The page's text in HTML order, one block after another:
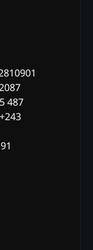
487